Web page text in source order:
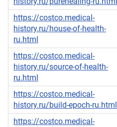
https://costco.medical-
history.ru/house-of-health-
ru.html
https://costco.medical-
history.ru/source-of-health-
ru.html
https://costco.medical-
history.ru/build-epoch-ru.html
https://costco.medical-